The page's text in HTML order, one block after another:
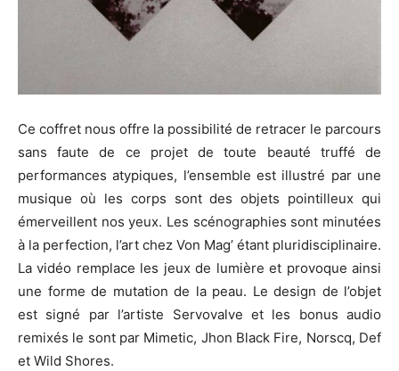
Ce coffret nous offre la possibilité de retracer le parcours
sans faute de ce projet de toute beauté truffé de
performances atypiques, l’ensemble est illustré par une
musique où les corps sont des objets pointilleux qui
émerveillent nos yeux. Les scénographies sont minutées
à la perfection, l’art chez Von Mag’ étant pluridisciplinaire.
La vidéo remplace les jeux de lumière et provoque ainsi
une forme de mutation de la peau. Le design de l’objet
est signé par l’artiste Servovalve et les bonus audio
remixés le sont par Mimetic, Jhon Black Fire, Norscq, Def
et Wild Shores.